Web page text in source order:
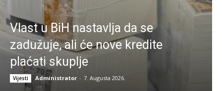
Vlast u BiH nastavlja da se
zadužuje, ali će nove kredite
plaćati skuplje
Vijesti Administrator - 7. Augusta 2026.